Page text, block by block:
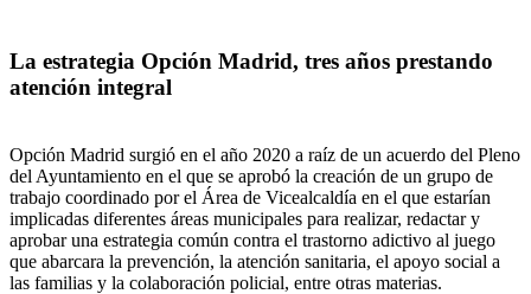
La estrategia Opción Madrid, tres años prestando
atención integral
Opción Madrid surgió en el año 2020 a raíz de un acuerdo del Pleno
del Ayuntamiento en el que se aprobó la creación de un grupo de
trabajo coordinado por el Área de Vicealcaldía en el que estarían
implicadas diferentes áreas municipales para realizar, redactar y
aprobar una estrategia común contra el trastorno adictivo al juego
que abarcara la prevención, la atención sanitaria, el apoyo social a
las familias y la colaboración policial, entre otras materias.